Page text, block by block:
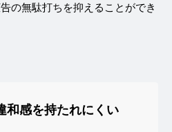
の無駄打ちを抑えることができ
感を持たれにくい